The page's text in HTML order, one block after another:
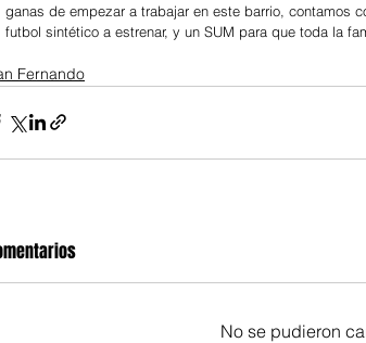
ganas de empezar a trabajar en este barrio, contamos
futbol sintético a estrenar, y un SUM para que toda la
Fernando
No se pudieron